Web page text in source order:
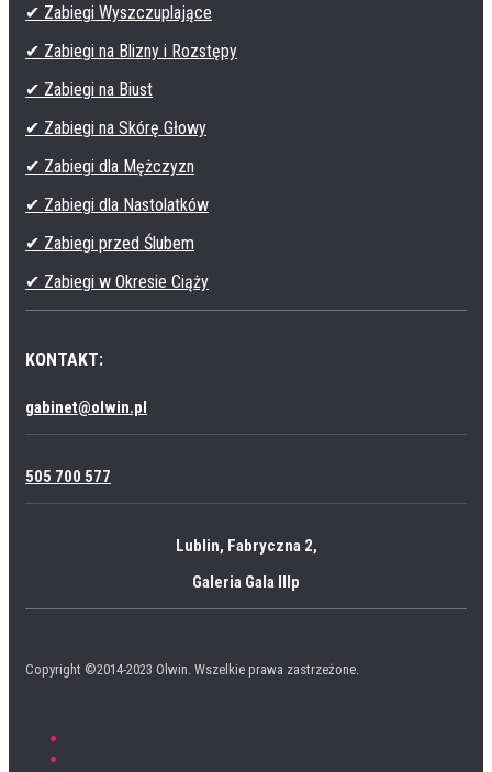
✔ Zabiegi Wyszczuplające
✔ Zabiegi na Blizny i Rozstępy
✔ Zabiegi na Biust
✔ Zabiegi na Skórę Głowy
✔ Zabiegi dla Mężczyzn
✔ Zabiegi dla Nastolatków
✔ Zabiegi przed Ślubem
✔ Zabiegi w Okresie Ciąży
KONTAKT:
gabinet@olwin.pl
505 700 577
Lublin, Fabryczna 2,
Galeria Gala IIIp
Copyright ©2014-2023 Olwin. Wszelkie prawa zastrzeżone.